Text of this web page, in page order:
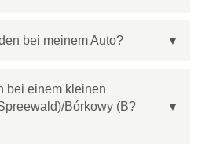
bei meinem Auto?
bei einem kleinen
Bórkowy (B?